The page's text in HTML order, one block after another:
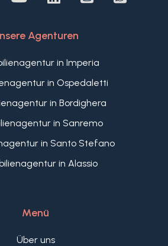
Agenturen
in Imperia
in Ospedaletti
in Bordighera
in Sanremo
in Santo Stefano
in Alassio
Menü
Über uns